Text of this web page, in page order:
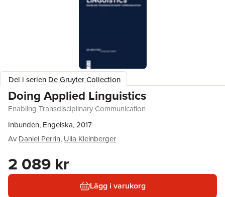
Del i serien De Gruyter Collection
Doing Applied Linguistics
Enabling Transdisciplinary Communication
Inbunden, Engelska, 2017
Av Daniel Perrin, Ulla Kleinberger
2 089 kr
Lägg i varukorg